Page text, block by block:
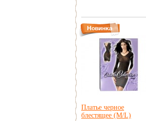
Платье черное
блестящее (M/L)